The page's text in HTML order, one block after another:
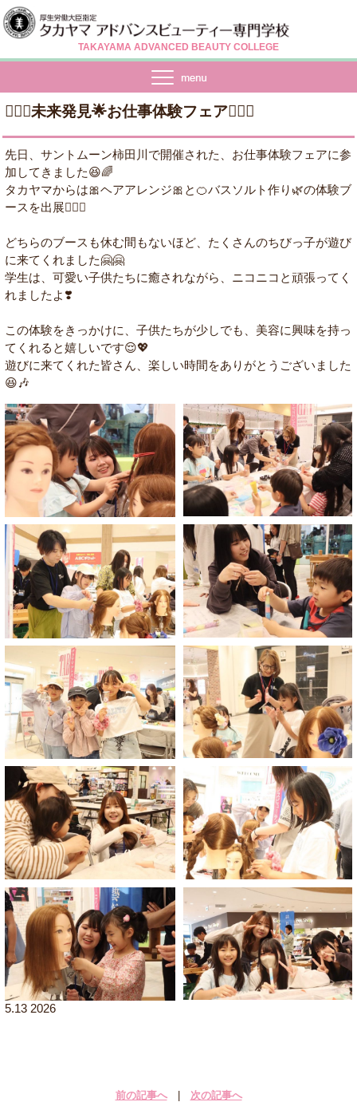
TAKAYAMA ADVANCED BEAUTY COLLEGE
💆🏻‍♀️未来発見🌟お仕事体験フェア💇🏻‍♀️
先日、サントムーン柿田川で開催された、お仕事体験フェアに参
加してきました😆🌈
タカヤマからは🎀ヘアアレンジ🎀と🍊バスソルト作り🌿の体験ブ
ースを出展☝🏻✨
どちらのブースも休む間もないほど、たくさんのちびっ子が遊び
に来てくれました🤗🤗
学生は、可愛い子供たちに癒されながら、ニコニコと頑張ってく
れましたよ❣️
この体験をきっかけに、子供たちが少しでも、美容に興味を持っ
てくれると嬉しいです😌💖
遊びに来てくれた皆さん、楽しい時間をありがとうございました
😆🎶
5.13 2026
前の記事へ| 次の記事へ